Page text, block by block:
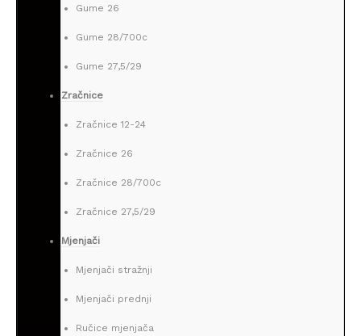
Gume 26
Gume 28/700c
Gume 27,5/29
Zračnice
Zračnice 12-24
Zračnice 26
Zračnice 28/700c
Zračnice 27,5/29
Mjenjači
Mjenjači stražnji
Mjenjači prednji
Ručice mjenjača